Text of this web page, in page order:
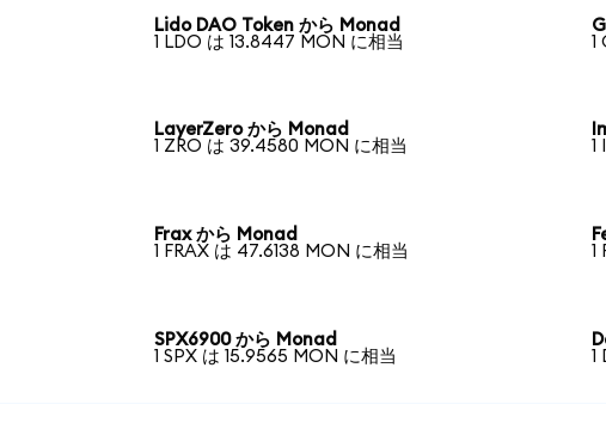
Lido DAO Token から Monad
1 LDO は 13.8447 MON に相当
1
LayerZero から Monad
1 ZRO は 39.4580 MON に相当
1
Frax から Monad
1 FRAX は 47.6138 MON に相当
1
SPX6900 から Monad
1 SPX は 15.9565 MON に相当
1